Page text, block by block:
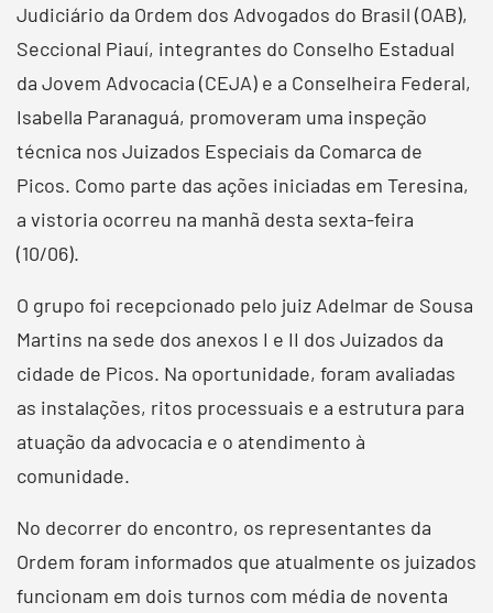
Judiciário da Ordem dos Advogados do Brasil (OAB),
Seccional Piauí, integrantes do Conselho Estadual
da Jovem Advocacia (CEJA) e a Conselheira Federal,
Isabella Paranaguá, promoveram uma inspeção
técnica nos Juizados Especiais da Comarca de
Picos. Como parte das ações iniciadas em Teresina,
a vistoria ocorreu na manhã desta sexta-feira
(10/06).
O grupo foi recepcionado pelo juiz Adelmar de Sousa
Martins na sede dos anexos I e II dos Juizados da
cidade de Picos. Na oportunidade, foram avaliadas
as instalações, ritos processuais e a estrutura para
atuação da advocacia e o atendimento à
comunidade.
No decorrer do encontro, os representantes da
Ordem foram informados que atualmente os juizados
funcionam em dois turnos com média de noventa